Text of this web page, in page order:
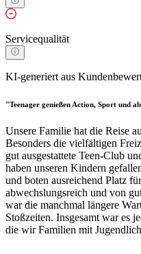
Servicequalität
KI-generiert aus
"Teenager genießen Action, Sport und
Unsere Familie hat die Reise
Besonders die vielfältigen
gut ausgestattete Teen-Club
haben unseren Kindern
und boten ausreichend Platz
abwechslungsreich und von
war die manchmal längere
Stoßzeiten. Insgesamt war es
die wir Familien mit